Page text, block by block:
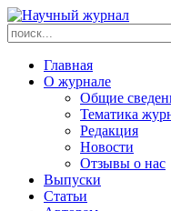
Главная
О журнале
Общие
Тематика
Редакция
Новости
Отзывы о нас
Выпуски
Статьи